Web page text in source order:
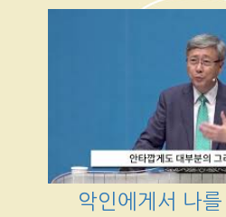
악인에게서 나